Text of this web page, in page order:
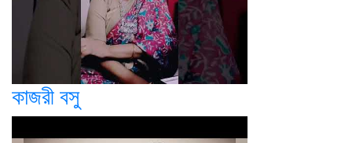
কাজরী বসু